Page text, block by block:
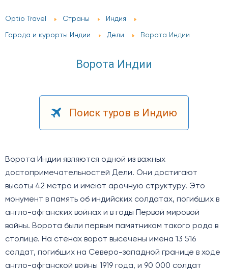
Optio Travel Страны Индия
Города и курорты Индии Дели Ворота Индии
Ворота Индии
Поиск туров в Индию
Ворота Индии являются одной из важных
достопримечательностей Дели. Они достигают
высоты 42 метра и имеют арочную структуру. Это
монумент в память об индийских солдатах, погибших в
англо-афганских войнах и в годы Первой мировой
войны. Ворота были первым памятником такого рода в
столице. На стенах ворот высечены имена 13 516
солдат, погибших на Северо-западной границе в ходе
англо-афганской войны 1919 года, и 90 000 солдат